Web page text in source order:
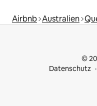
Airbnb Australien
©
Datenschutz